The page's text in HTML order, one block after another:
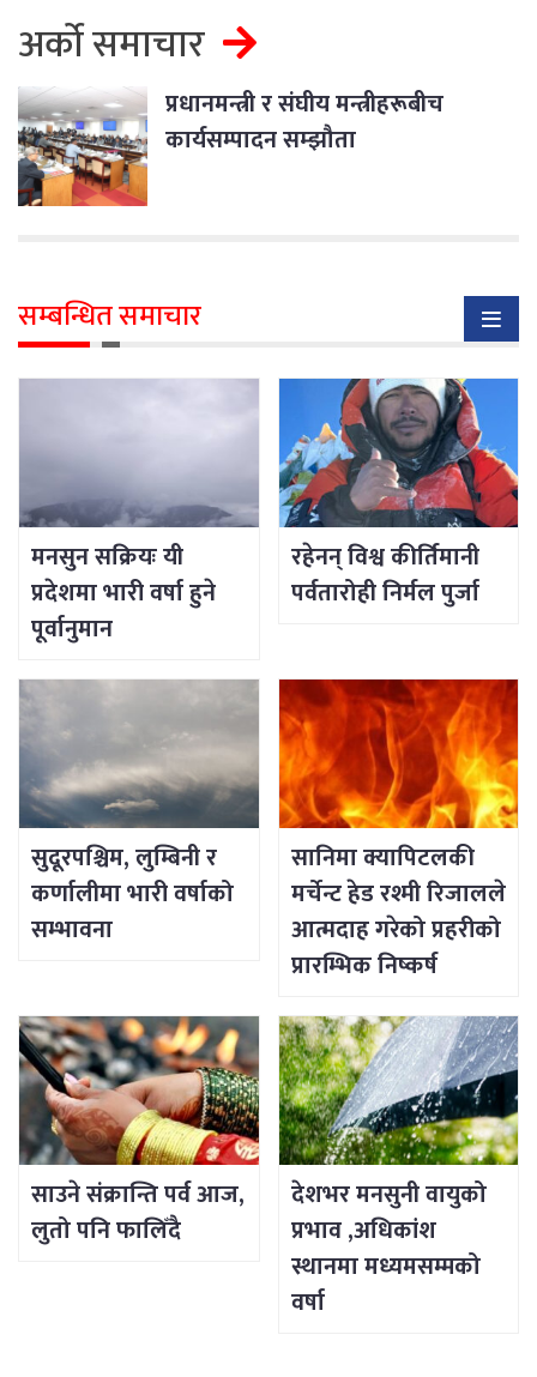
अर्को समाचार
प्रधानमन्त्री र संघीय मन्त्रीहरूबीच
कार्यसम्पादन सम्झौता
सम्बन्धित समाचार
मनसुन सक्रियः यी
प्रदेशमा भारी वर्षा हुने
पूर्वानुमान
रहेनन् विश्व कीर्तिमानी
पर्वतारोही निर्मल पुर्जा
सुदूरपश्चिम, लुम्बिनी र
कर्णालीमा भारी वर्षाको
सम्भावना
सानिमा क्यापिटलकी
मर्चेन्ट हेड रश्मी रिजालले
आत्मदाह गरेको प्रहरीको
प्रारम्भिक निष्कर्ष
साउने संक्रान्ति पर्व आज,
लुतो पनि फालिँदै
देशभर मनसुनी वायुको
प्रभाव ,अधिकांश
स्थानमा मध्यमसम्मको
वर्षा